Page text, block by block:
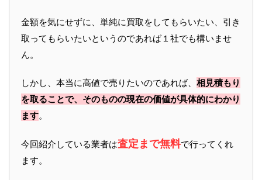
金額を気にせずに、単純に買取をしてもらいたい、引き
取ってもらいたいというのであれば１社でも構いませ
ん。
しかし、本当に高値で売りたいのであれば、 相見積もり
を取ることで、そのものの現在の価値が具体的にわかり
ます。
今回紹介している業者は査定まで無料で行ってくれ
ます。